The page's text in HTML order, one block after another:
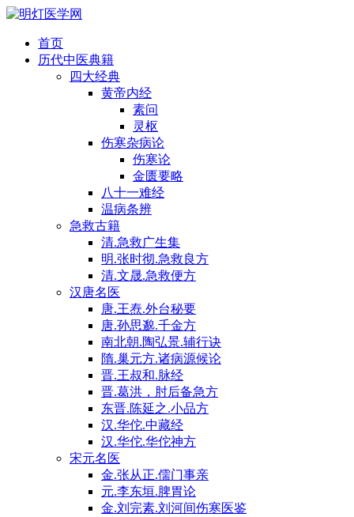
首页
历代中医典籍
四大经典
黄帝内经
素问
灵枢
伤寒杂病论
伤寒论
金匮要略
八十一难经
温病条辨
急救古籍
清.急救广生集
明.张时彻.急救良方
清.文晟.急救便方
汉唐名医
唐.王焘.外台秘要
唐.孙思邈.千金方
南北朝.陶弘景.辅行诀
隋.巢元方.诸病源候论
晋.王叔和.脉经
晋.葛洪，肘后备急方
东晋.陈延之.小品方
汉.华佗.中藏经
汉.华佗.华佗神方
宋元名医
金.张从正.儒门事亲
元.李东垣.脾胃论
金.刘完素.刘河间伤寒医鉴